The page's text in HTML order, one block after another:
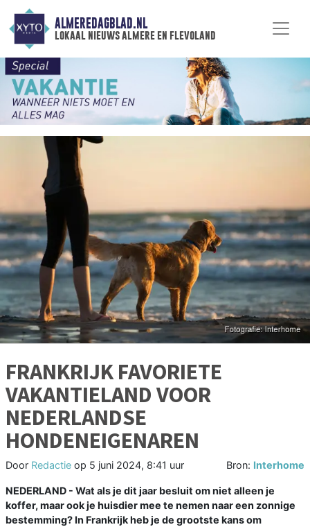
ALMEREDAGBLAD.NL
lokaal nieuws almere en flevoland
FRANKRIJK FAVORIETE
VAKANTIELAND VOOR
NEDERLANDSE
HONDENEIGENAREN
Door Redactie op 5 juni 2024, 8:41 uur Bron: Interhome
NEDERLAND - Wat als je dit jaar besluit om niet alleen je
koffer, maar ook je huisdier mee te nemen naar een zonnige
bestemming? In Frankrijk heb je de grootste kans om